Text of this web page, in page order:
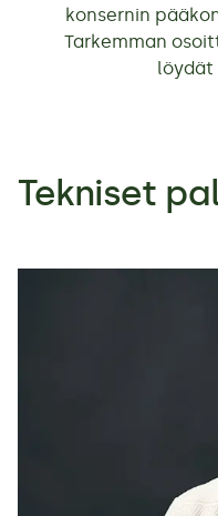
konsernin
Tarkemman
löydät
Tekniset